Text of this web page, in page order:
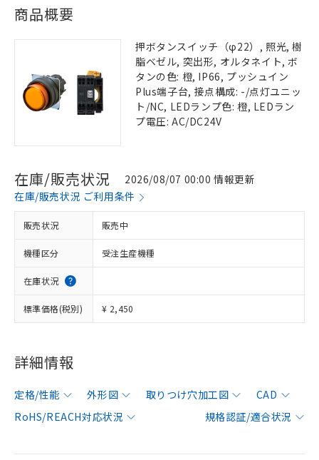
商品概要
押ボタンスイッチ（φ22）, 照光, 樹
脂ベゼル, 突出形, オルタネイト, ボ
タンの色: 橙, IP66, プッシュイン
Plus端子台, 接点構成: -/点灯ユニッ
ト/NC, LEDランプ色: 橙, LEDラン
プ電圧: AC/DC24V
在庫/販売状況
2026/08/07 00:00 情報更新
在庫/販売状況 ご利用条件
販売状況 販売中
機種区分 受注生産機種
在庫状況
標準価格(税別) ¥ 2,450
詳細情報
定格/性能 外形図 取りつけ穴加工図
CAD
RoHS/REACH対応状況
規格認証/適合状況